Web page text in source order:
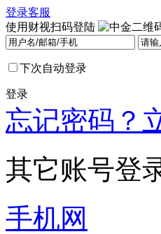
登录客服
使用财视扫码登陆
下次自动登录
登录
忘记密码？
其它账号登
手机网